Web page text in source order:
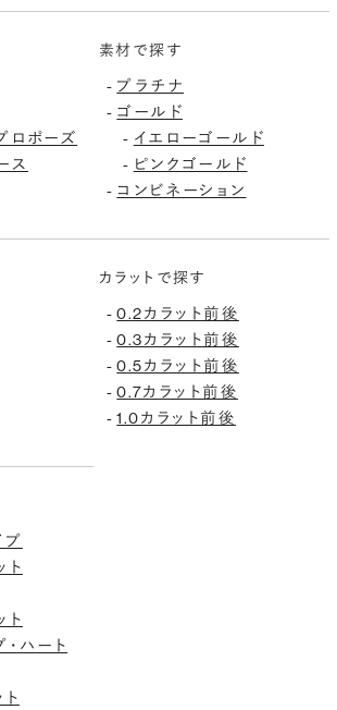
ロポーズ
ス
素材で探す
- プラチナ
- ゴールド
- イエローゴールド
- ピンクゴールド
- コンビネーション
カラットで探す
-0.2カラット前後
-0.3カラット前後
-0.5カラット前後
-0.7カラット前後
-1.0カラット前後
プ
ト
ト
・ハート